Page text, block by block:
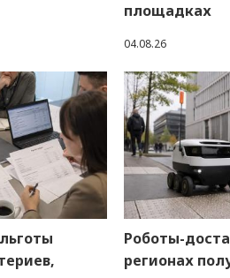
площадках
04.08.26
Роботы-
регионах